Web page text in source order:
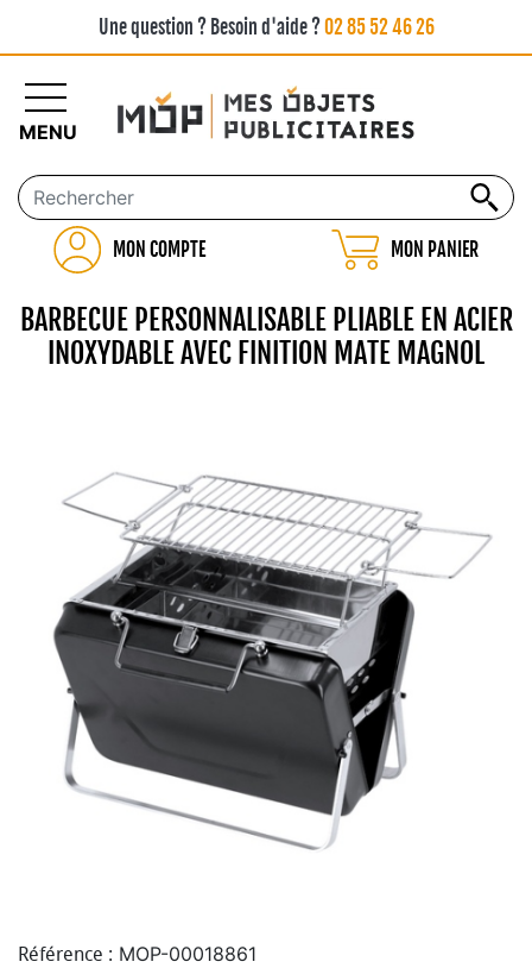
Une question ? Besoin d'aide ?02 85 52 46 26
MON COMPTE MON PANIER
MENU
BARBECUE PERSONNALISABLE PLIABLE EN ACIER
INOXYDABLE AVEC FINITION MATE MAGNOL
Référence : MOP-00018861